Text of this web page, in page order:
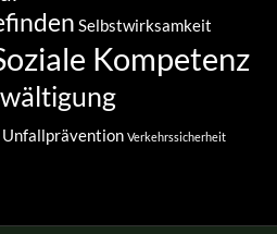
Selbstwirksamkeit
Kompetenz
Unfallprävention Verkehrssicherheit